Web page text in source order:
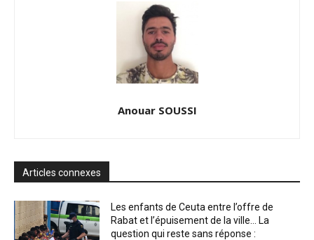
Anouar SOUSSI
Articles connexes
Les enfants de Ceuta entre l’offre de
Rabat et l’épuisement de la ville… La
question qui reste sans réponse :